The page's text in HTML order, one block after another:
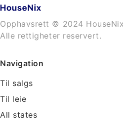
Opphavsrett © 2024 HouseNix
Alle rettigheter reservert.
Navigation
Til salgs
Til leie
All states